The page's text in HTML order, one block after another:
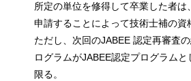
所定の単位を修得して卒業した者は
申請することによって技術士補の資
ただし、次回のJABEE 認定再審査
ログラムがJABEE認定プログラム
限る。